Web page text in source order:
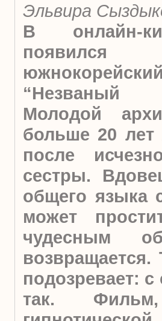
Эльвира
В онлайн-
появился
“Незваный
Молодой
больше 20 лет
после
сестры.
общего языка
может
чудесным
возвращается.
подозревает: с
так. Фильм,